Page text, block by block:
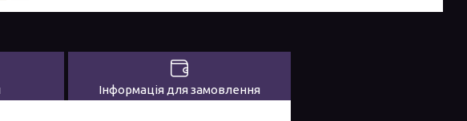
Інформація для замовлення